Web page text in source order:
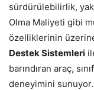
sürdürülebilirlik,
Olma Maliyeti gibi
özelliklerinin
Destek Sistemleri
barındıran araç,
deneyimini sunuyor.